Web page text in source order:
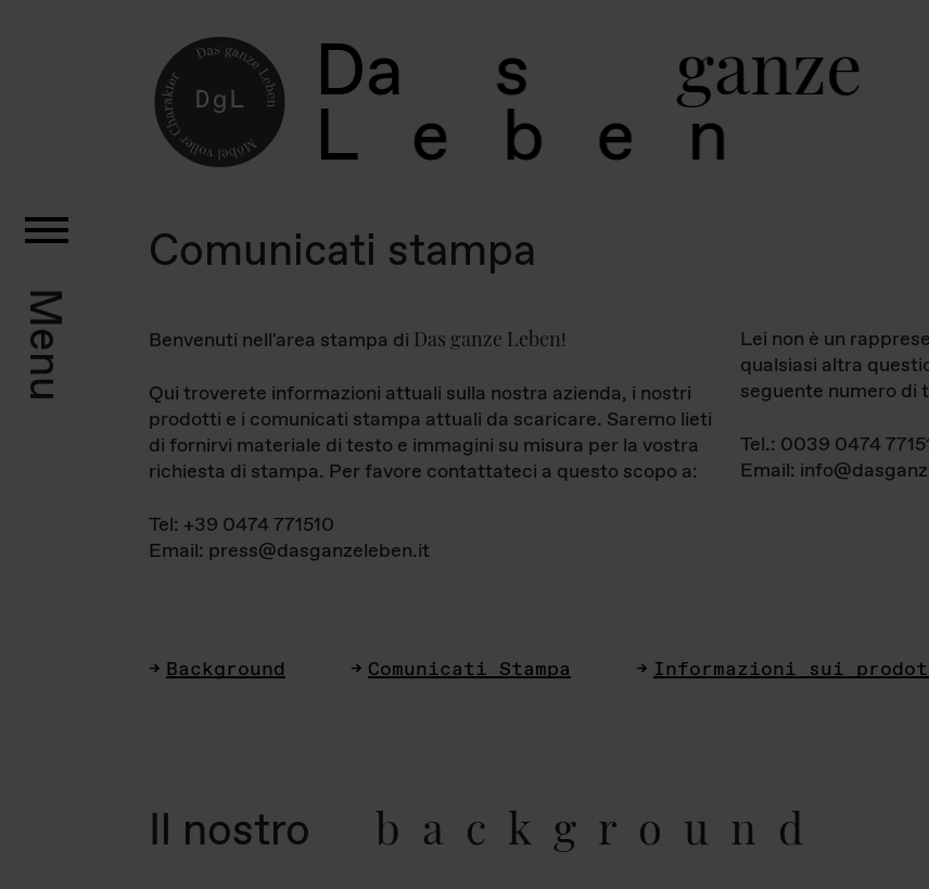
Da s gan
L e b e
Menu
Comunicati stampa
Benvenuti nell'area stampa di Das ganze Leben!
Qui troverete informazioni attuali sulla nostra azienda, i nostri
prodotti e i comunicati stampa attuali da scaricare. Saremo lieti
di fornirvi materiale di testo e immagini su misura per la vostra
richiesta di stampa. Per favore contattateci a questo scopo a:
Tel: +39 0474 771510
Email: press@dasganzeleben.it
Lei non è un
qualsiasi altra
seguente numero di
Tel.: 0039 0474
Email:
Background Comunicati Stampa Informazioni sui
Il nostro background